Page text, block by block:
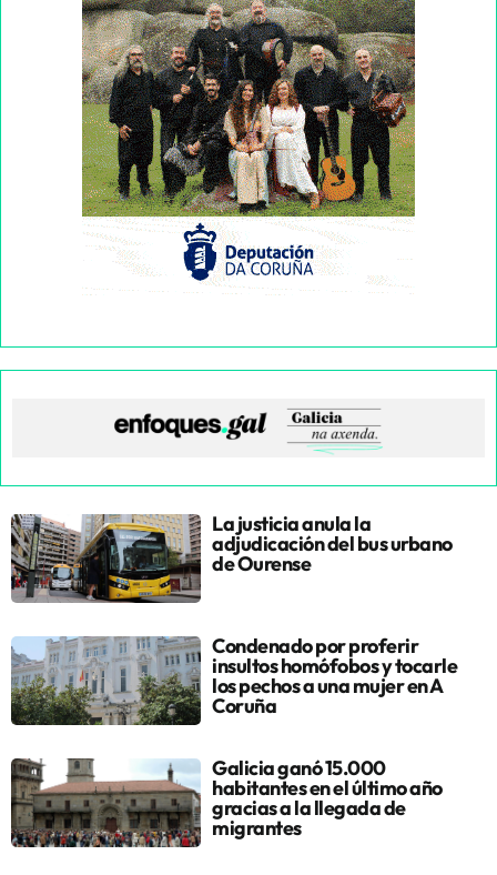
La justicia anula la
adjudicación del bus urbano
de Ourense
Condenado por proferir
insultos homófobos y tocarle
los pechos a una mujer en A
Coruña
Galicia ganó 15.000
habitantes en el último año
gracias a la llegada de
migrantes